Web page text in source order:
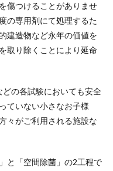
傷つけることがありませ
の専用剤にて処理するた
建造物など永年の価値を
取り除くことにより延命
の各試験においても安全
ていない小さなお子様
々がご利用される施設な
と「空間除菌」の2工程で